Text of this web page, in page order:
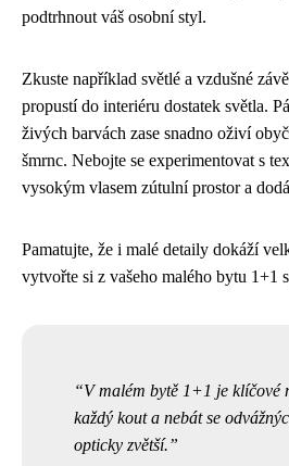
podtrhnout váš osobní styl.
Zkuste například světlé a vzdušné
propustí do interiéru dostatek světla.
živých barvách zase snadno oživí
šmrnc. Nebojte se experimentovat s
vysokým vlasem zútulní prostor a
Pamatujte, že i malé detaily dokáží
vytvořte si z vašeho malého bytu 1+1
V malém bytě 1+1 je klíčové
každý kout a nebát se
opticky zvětší.